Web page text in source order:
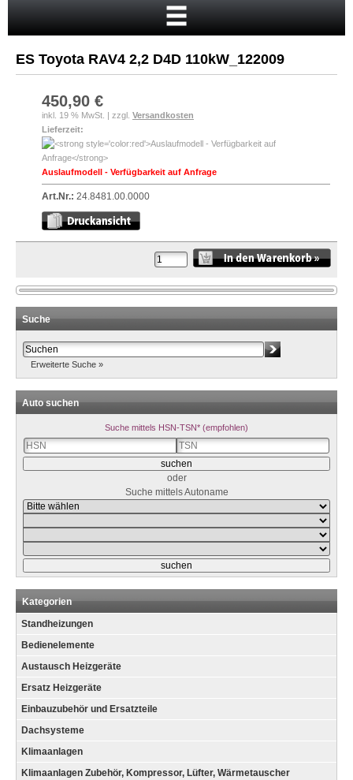
Mein Konto
Neukunde?
Kasse
Anmelden
ES Toyota RAV4 2,2 D4D 110kW_122009
450,90 €
inkl. 19 % MwSt. | zzgl. Versandkosten
Lieferzeit:
Auslaufmodell - Verfügbarkeit auf Anfrage
Art.Nr.: 24.8481.00.0000
Suche
Erweiterte Suche »
Auto suchen
Suche mittels HSN-TSN* (empfohlen)
oder
Suche mittels Autoname
Kategorien
Standheizungen
Bedienelemente
Austausch Heizgeräte
Ersatz Heizgeräte
Einbauzubehör und Ersatzteile
Dachsysteme
Klimaanlagen
Klimaanlagen Zubehör, Kompressor, Lüfter, Wärmetauscher